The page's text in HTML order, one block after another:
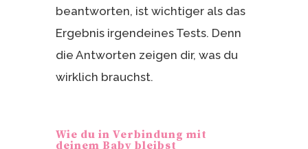
beantworten, ist wichtiger als das
Ergebnis irgendeines Tests. Denn
die Antworten zeigen dir, was du
wirklich brauchst.
Wie du in Verbindung mit
deinem Baby bleibst